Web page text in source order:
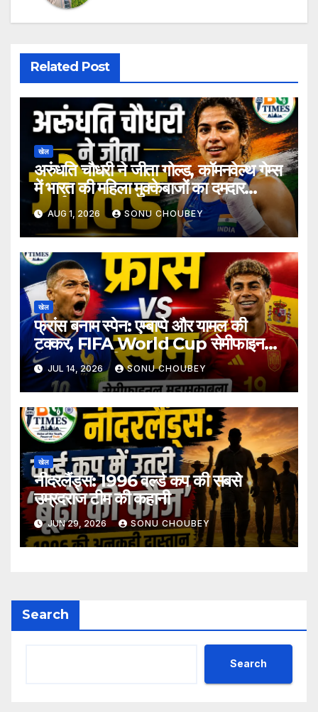
Related Post
खेल
अरुंधति चौधरी ने जीता गोल्ड, कॉमनवेल्थ गेम्स
में भारत की महिला मुक्केबाजों का दमदार
प्रदर्शन
AUG 1, 2026 SONU CHOUBEY
खेल
फ्रांस बनाम स्पेन: एम्बाप्पे और यामल की
टक्कर, FIFA World Cup सेमीफाइनल
में फाइनल का टिकट दांव पर
JUL 14, 2026 SONU CHOUBEY
खेल
नीदरलैंड्स: 1996 वर्ल्ड कप की सबसे
उम्रदराज टीम की कहानी
JUN 29, 2026 SONU CHOUBEY
Search
Search